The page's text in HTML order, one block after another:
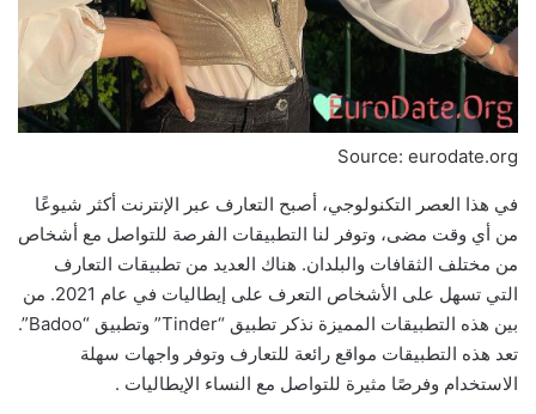
Source: eurodate.org
في هذا العصر التكنولوجي، أصبح التعارف عبر الإنترنت أكثر شيوعًا
من أي وقت مضى، وتوفر لنا التطبيقات الفرصة للتواصل مع أشخاص
من مختلف الثقافات والبلدان. هناك العديد من تطبيقات التعارف
التي تسهل على الأشخاص التعرف على إيطاليات في عام 2021. من
بين هذه التطبيقات المميزة نذكر تطبيق “Tinder” وتطبيق “Badoo”.
تعد هذه التطبيقات مواقع رائعة للتعارف وتوفر واجهات سهلة
الاستخدام وفرصًا مثيرة للتواصل مع النساء الإيطاليات .